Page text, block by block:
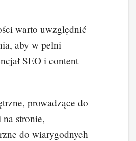
warto uwzględnić
aby w pełni
SEO i content
prowadzące do
stronie,
do wiarygodnych